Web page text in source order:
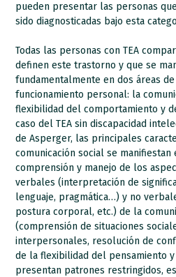
pueden presentar las personas
sido diagnosticadas bajo esta
Todas las personas con TEA
definen este trastorno y que se
fundamentalmente en dos áreas
funcionamiento personal: la
flexibilidad del comportamiento y
caso del TEA sin discapacidad
de Asperger, las principales
comunicación social se manifiestan
comprensión y manejo de los
verbales (interpretación de
lenguaje, pragmática…) y no
postura corporal, etc.) de la
(comprensión de situaciones
interpersonales, resolución de
de la flexibilidad del pensamiento
presentan patrones restringidos,